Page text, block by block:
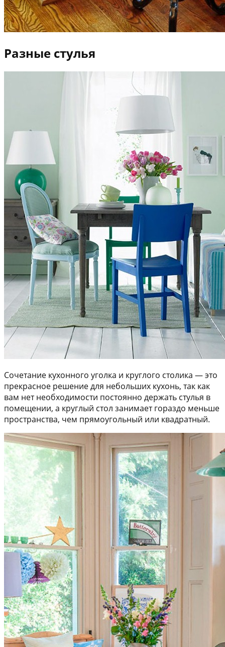
Разные стулья
Сочетание кухонного уголка и круглого столика — это
прекрасное решение для небольших кухонь, так как
вам нет необходимости постоянно держать стулья в
помещении, а круглый стол занимает гораздо меньше
пространства, чем прямоугольный или квадратный.